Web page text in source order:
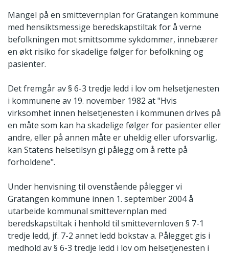
Mangel på en smittevernplan for Gratangen kommune
med hensiktsmessige beredskapstiltak for å verne
befolkningen mot smittsomme sykdommer, innebærer
en økt risiko for skadelige følger for befolkning og
pasienter.
Det fremgår av § 6-3 tredje ledd i lov om helsetjenesten
i kommunene av 19. november 1982 at "Hvis
virksomhet innen helsetjenesten i kommunen drives på
en måte som kan ha skadelige følger for pasienter eller
andre, eller på annen måte er uheldig eller uforsvarlig,
kan Statens helsetilsyn gi pålegg om å rette på
forholdene".
Under henvisning til ovenstående pålegger vi
Gratangen kommune innen 1. september 2004 å
utarbeide kommunal smittevernplan med
beredskapstiltak i henhold til smittevernloven § 7-1
tredje ledd, jf. 7-2 annet ledd bokstav a. Pålegget gis i
medhold av § 6-3 tredje ledd i lov om helsetjenesten i